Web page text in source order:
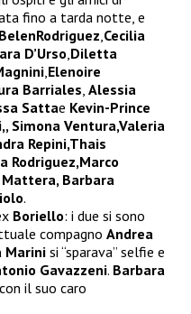
fino a tarda notte, e
BelenRodriguez,Cecilia
D’Urso,Diletta
,Elenoire
Barriales, Alessia
Sattae Kevin-Prince
Simona Ventura,Valeria
Repini,Thais
Rodriguez,Marco
Barbara
.
Boriello: i due si sono
compagno Andrea
Marini si “sparava” selfie e
Gavazzeni. Barbara
il suo caro